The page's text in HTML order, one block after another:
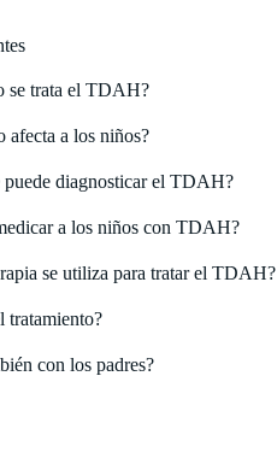
se trata el TDAH?
a los niños?
puede diagnosticar el TDAH?
a los niños con TDAH?
se utiliza para tratar el TDAH?
tratamiento?
con los padres?